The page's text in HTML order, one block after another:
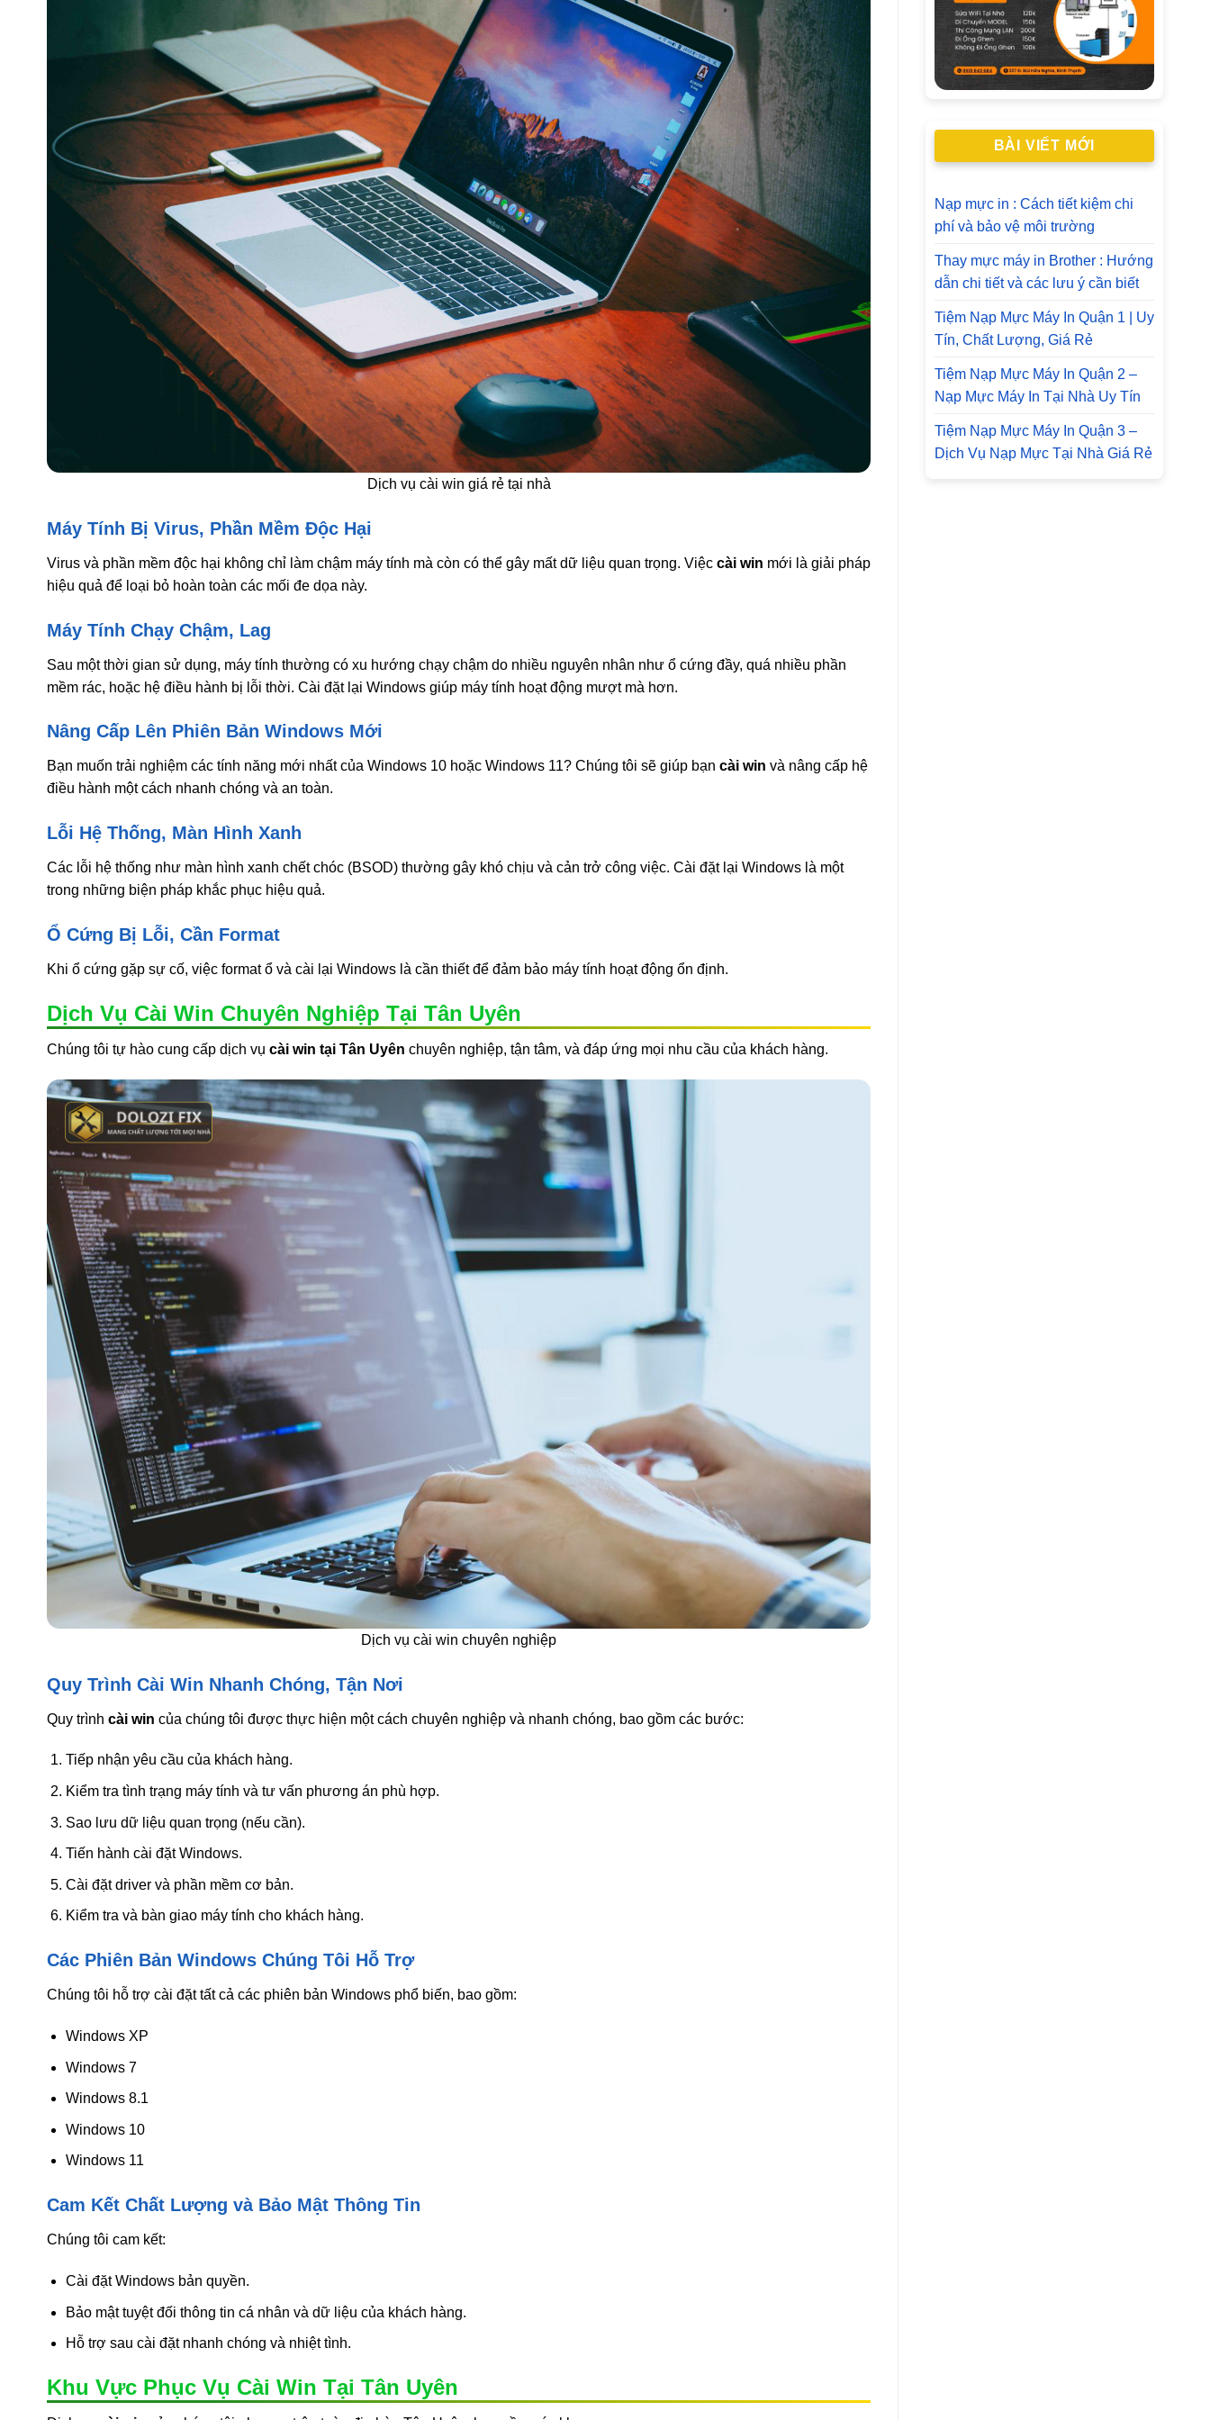
Dịch vụ cài win giá rẻ tại nhà
Máy Tính Bị Virus, Phần Mềm Độc Hại
Virus và phần mềm độc hại không chỉ làm chậm máy tính mà còn có thể gây mất dữ liệu quan trọng. Việc cài win mới là giải pháp
hiệu quả để loại bỏ hoàn toàn các mối đe dọa này.
Máy Tính Chạy Chậm, Lag
Sau một thời gian sử dụng, máy tính thường có xu hướng chạy chậm do nhiều nguyên nhân như ổ cứng đầy, quá nhiều phần
mềm rác, hoặc hệ điều hành bị lỗi thời. Cài đặt lại Windows giúp máy tính hoạt động mượt mà hơn.
Nâng Cấp Lên Phiên Bản Windows Mới
Bạn muốn trải nghiệm các tính năng mới nhất của Windows 10 hoặc Windows 11? Chúng tôi sẽ giúp bạn cài win và nâng cấp hệ
điều hành một cách nhanh chóng và an toàn.
Lỗi Hệ Thống, Màn Hình Xanh
Các lỗi hệ thống như màn hình xanh chết chóc (BSOD) thường gây khó chịu và cản trở công việc. Cài đặt lại Windows là một
trong những biện pháp khắc phục hiệu quả.
Ổ Cứng Bị Lỗi, Cần Format
Khi ổ cứng gặp sự cố, việc format ổ và cài lại Windows là cần thiết để đảm bảo máy tính hoạt động ổn định.
Dịch Vụ Cài Win Chuyên Nghiệp Tại Tân Uyên
Chúng tôi tự hào cung cấp dịch vụ cài win tại Tân Uyên chuyên nghiệp, tận tâm, và đáp ứng mọi nhu cầu của khách hàng.
Dịch vụ cài win chuyên nghiệp
Quy Trình Cài Win Nhanh Chóng, Tận Nơi
Quy trình cài win của chúng tôi được thực hiện một cách chuyên nghiệp và nhanh chóng, bao gồm các bước:
Tiếp nhận yêu cầu của khách hàng.
Kiểm tra tình trạng máy tính và tư vấn phương án phù hợp.
Sao lưu dữ liệu quan trọng (nếu cần).
Tiến hành cài đặt Windows.
Cài đặt driver và phần mềm cơ bản.
Kiểm tra và bàn giao máy tính cho khách hàng.
Các Phiên Bản Windows Chúng Tôi Hỗ Trợ
Chúng tôi hỗ trợ cài đặt tất cả các phiên bản Windows phổ biến, bao gồm:
Windows XP
Windows 7
Windows 8.1
Windows 10
Windows 11
Cam Kết Chất Lượng và Bảo Mật Thông Tin
Chúng tôi cam kết:
Cài đặt Windows bản quyền.
Bảo mật tuyệt đối thông tin cá nhân và dữ liệu của khách hàng.
Hỗ trợ sau cài đặt nhanh chóng và nhiệt tình.
Khu Vực Phục Vụ Cài Win Tại Tân Uyên
BÀI VIẾT MỚI
Nạp mực in : Cách tiết kiệm chi
phí và bảo vệ môi trường
Thay mực máy in Brother : Hướng
dẫn chi tiết và các lưu ý cần biết
Tiệm Nạp Mực Máy In Quận 1 | Uy
Tín, Chất Lượng, Giá Rẻ
Tiệm Nạp Mực Máy In Quận 2 –
Nạp Mực Máy In Tại Nhà Uy Tín
Tiệm Nạp Mực Máy In Quận 3 –
Dịch Vụ Nạp Mực Tại Nhà Giá Rẻ